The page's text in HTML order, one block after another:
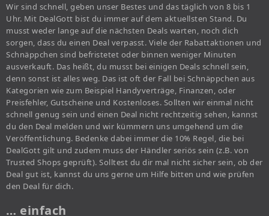
Wir sind schnell, geben unser Bestes und das täglich von 8 bis 1
Uhr. Mit DealGott bist du immer auf dem aktuellsten Stand. Du
musst weder lange auf die nächsten Deals warten, noch dich
sorgen, dass du einen Deal verpasst. Viele der Rabattaktionen und
Schnäppchen sind befristetet oder binnen weniger Minuten
ausverkauft. Das heißt, du musst bei einigen Deals schnell sein,
denn sonst ist alles weg. Das ist oft der Fall bei Schnäppchen aus
Kategorien wie zum Beispiel Handyverträge, Finanzen, oder
Preisfehler, Gutscheine und Kostenloses. Sollten wir einmal nicht
schnell genug sein und einen Deal nicht rechtzeitig sehen, kannst
du den Deal melden und wir kümmern uns umgehend um die
Veröffentlichung. Bedenke dabei immer die 10% Regel, die bei
DealGott gilt und zudem muss der Händler seriös sein (z.B. von
Trusted Shops geprüft). Solltest du dir mal nicht sicher sein, ob der
Deal gut ist, kannst du uns gerne um Hilfe bitten und wie prüfen
den Deal für dich.
… einfach